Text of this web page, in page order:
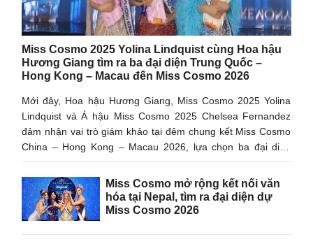
Miss Cosmo 2025 Yolina Lindquist cùng Hoa hậu
Hương Giang tìm ra ba đại diện Trung Quốc –
Hong Kong – Macau đến Miss Cosmo 2026
Mới đây, Hoa hậu Hương Giang, Miss Cosmo 2025 Yolina
Lindquist và Á hậu Miss Cosmo 2025 Chelsea Fernandez
đảm nhận vai trò giám khảo tại đêm chung kết Miss Cosmo
China – Hong Kong – Macau 2026, lựa chọn ba đại diện
tham dự Miss Cosmo 2026.
Miss Cosmo mở rộng kết nối văn
hóa tại Nepal, tìm ra đại diện dự
Miss Cosmo 2026